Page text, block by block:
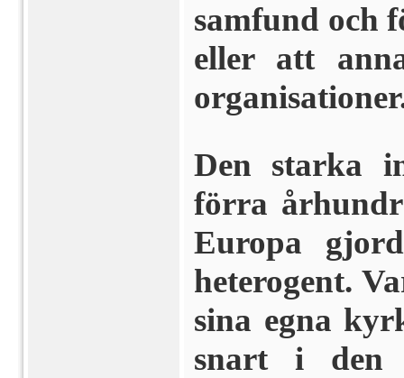
samfund och
eller att
Den starka
förra
Europa
heterogent.
sina egna
snart i den